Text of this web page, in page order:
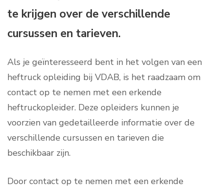
te krijgen over de verschillende
cursussen en tarieven.
Als je geïnteresseerd bent in het volgen van een
heftruck opleiding bij VDAB, is het raadzaam om
contact op te nemen met een erkende
heftruckopleider. Deze opleiders kunnen je
voorzien van gedetailleerde informatie over de
verschillende cursussen en tarieven die
beschikbaar zijn.
Door contact op te nemen met een erkende